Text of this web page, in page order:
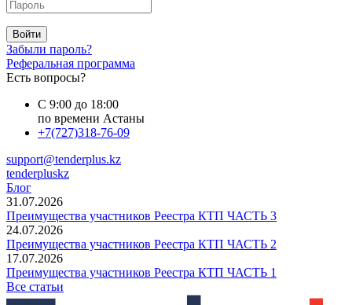
Войти
Забыли пароль?
Реферальная программа
Есть вопросы?
С 9:00 до 18:00
по времени Астаны
+7(727)318-76-09
support@tenderplus.kz
tenderpluskz
Блог
31.07.2026
Преимущества участников Реестра КТП ЧАСТЬ 3
24.07.2026
Преимущества участников Реестра КТП ЧАСТЬ 2
17.07.2026
Преимущества участников Реестра КТП ЧАСТЬ 1
Все статьи